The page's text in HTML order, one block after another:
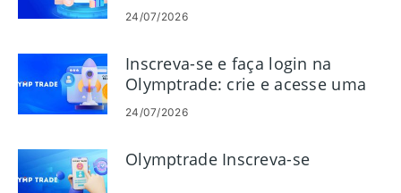
24/07/2026
Inscreva-se e faça login na
Olymptrade: crie e acesse uma
conta
24/07/2026
Olymptrade Inscreva-se